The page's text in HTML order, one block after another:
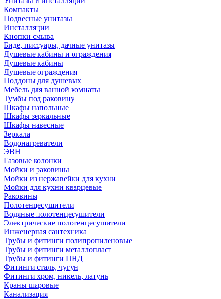
Компакты
Подвесные унитазы
Инсталляции
Кнопки смыва
Биде, писсуары, дачные унитазы
Душевые кабины и ограждения
Душевые кабины
Душевые ограждения
Поддоны для душевых
Мебель для ванной комнаты
Тумбы под раковину
Шкафы напольные
Шкафы зеркальные
Шкафы навесные
Зеркала
Водонагреватели
ЭВН
Газовые колонки
Мойки и раковины
Мойки из нержавейки для кухни
Мойки для кухни кварцевые
Раковины
Полотенцесушители
Водяные полотенцесушители
Электрические полотенцесушители
Инженерная сантехника
Трубы и фитинги полипропиленовые
Трубы и фитинги металлопласт
Трубы и фитинги ПНД
Фитинги сталь, чугун
Фитинги хром, никель, латунь
Краны шаровые
Канализация